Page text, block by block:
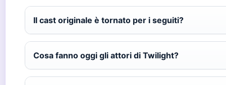
Il cast originale è tornato per i seguiti?
Cosa fanno oggi gli attori di Twilight?